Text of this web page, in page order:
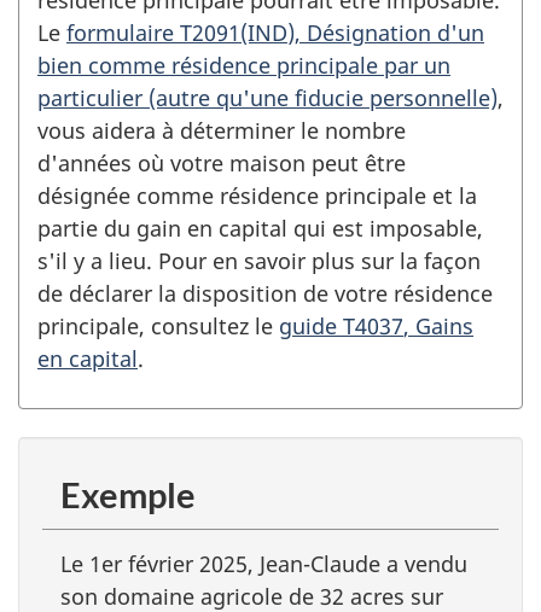
Le formulaire T2091(IND), Désignation d'un
bien comme résidence principale par un
particulier (autre qu'une fiducie personnelle),
vous aidera à déterminer le nombre
d'années où votre maison peut être
désignée comme résidence principale et la
partie du gain en capital qui est imposable,
s'il y a lieu. Pour en savoir plus sur la façon
de déclarer la disposition de votre résidence
principale, consultez le guide T4037, Gains
en capital.
Exemple
Le 1er février 2025, Jean-Claude a vendu
son domaine agricole de 32 acres sur